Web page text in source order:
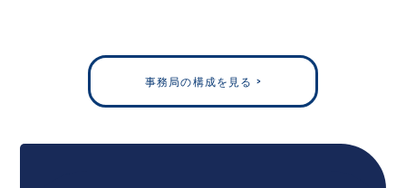
事務局の構成を見る >